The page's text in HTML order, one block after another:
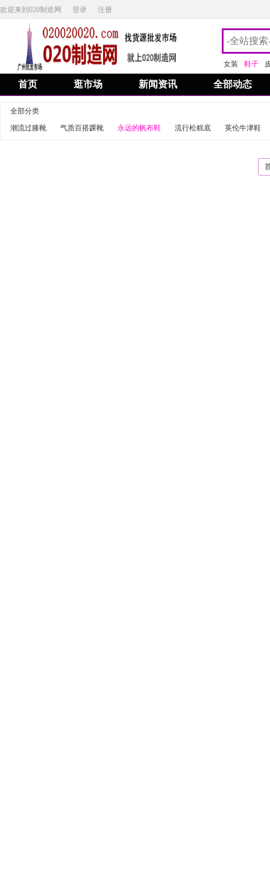
欢迎来到020制造网 登录 注册
女装 鞋子
首页 逛市场 新闻资讯 全部动态
全部分类
潮流过膝靴
气质百搭踝靴 永远的帆布鞋 流行松糕底 英伦牛津鞋